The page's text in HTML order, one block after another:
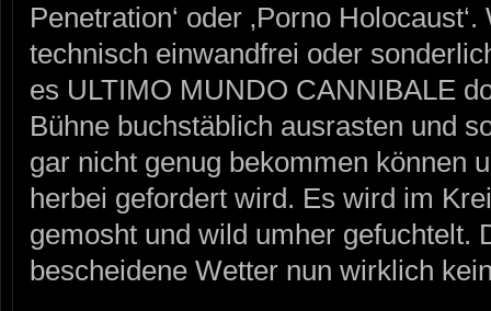
Penetration‘ oder ‚Porno
technisch einwandfrei oder
es ULTIMO MUNDO CANNIBALE
Bühne buchstäblich ausrasten und
gar nicht genug bekommen können
herbei gefordert wird. Es wird im
gemosht und wild umher gefuchtelt.
bescheidene Wetter nun wirklich